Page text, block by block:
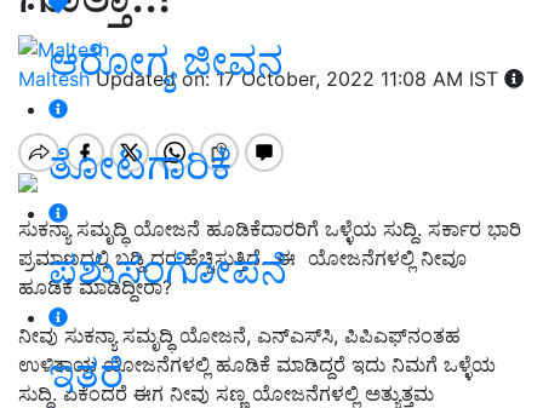
ಆರೋಗ್ಯ ಜೀವನ
ತೋಟಗಾರಿಕೆ
ಪಶುಸಂಗೋಪನೆ
ಇತರೆ
MalteshUpdated on: 17 October, 2022 11:08 AM IST
ಸುಕನ್ಯಾ ಸಮೃದ್ಧಿ ಯೋಜನೆ ಹೂಡಿಕೆದಾರರಿಗೆ ಒಳ್ಳೆಯ ಸುದ್ದಿ. ಸರ್ಕಾರ ಭಾರಿ
ಪ್ರಮಾಣದಲ್ಲಿ ಬಡ್ಡಿ ದರ ಹೆಚ್ಚಿಸುತ್ತಿದೆ. ಈ ಯೋಜನೆಗಳಲ್ಲಿ ನೀವೂ
ಹೂಡಿಕೆ ಮಾಡಿದ್ದೀರಾ?
ನೀವು ಸುಕನ್ಯಾ ಸಮೃದ್ಧಿ ಯೋಜನೆ, ಎನ್‌ಎಸ್‌ಸಿ, ಪಿಪಿಎಫ್‌ನಂತಹ
ಉಳಿತಾಯ ಯೋಜನೆಗಳಲ್ಲಿ ಹೂಡಿಕೆ ಮಾಡಿದ್ದರೆ ಇದು ನಿಮಗೆ ಒಳ್ಳೆಯ
ಸುದ್ದಿ. ಏಕೆಂದರೆ ಈಗ ನೀವು ಸಣ್ಣ ಯೋಜನೆಗಳಲ್ಲಿ ಅತ್ಯುತ್ತಮ